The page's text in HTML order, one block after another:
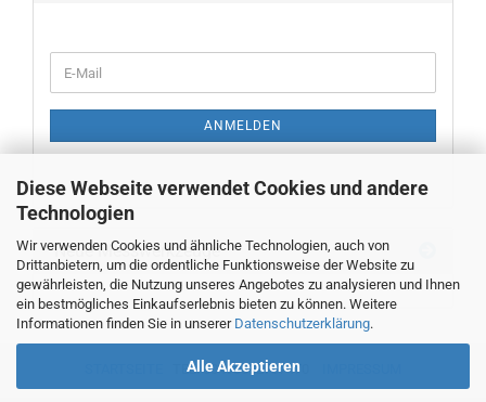
Diese Webseite verwendet Cookies und andere
Technologien
Wir verwenden Cookies und ähnliche Technologien, auch von
Drittanbietern, um die ordentliche Funktionsweise der Website zu
gewährleisten, die Nutzung unseres Angebotes zu analysieren und Ihnen
ein bestmögliches Einkaufserlebnis bieten zu können. Weitere
Informationen finden Sie in unserer Datenschutzerklärung.
Alle Akzeptieren
ZUR
E-
Mail
ANMELDEN
Neue Messwerkzeuge
TEL. 00493382707470